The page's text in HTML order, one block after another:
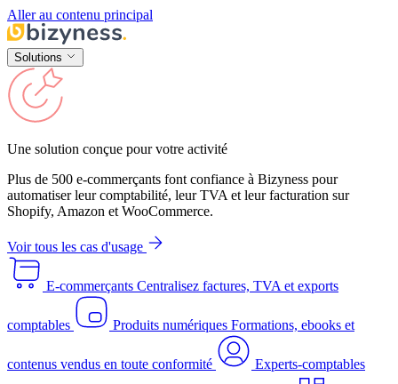
Aller au contenu principal
Solutions
Une solution conçue pour votre activité
Plus de 500 e-commerçants font confiance à Bizyness pour
automatiser leur comptabilité, leur TVA et leur facturation sur
Shopify, Amazon et WooCommerce.
Voir tous les cas d'usage
E-commerçants Centralisez factures, TVA et exports
comptables Produits numériques Formations, ebooks et
contenus vendus en toute conformité Experts-comptables